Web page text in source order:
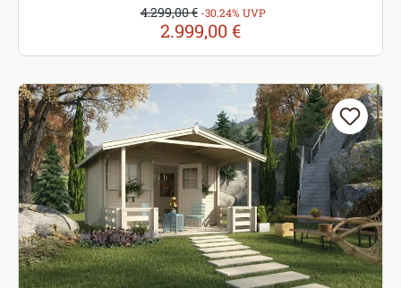
Verkaufspreis:
2.999,00 €
Regulärer Preis:
4.299,00 € -30.24% UVP